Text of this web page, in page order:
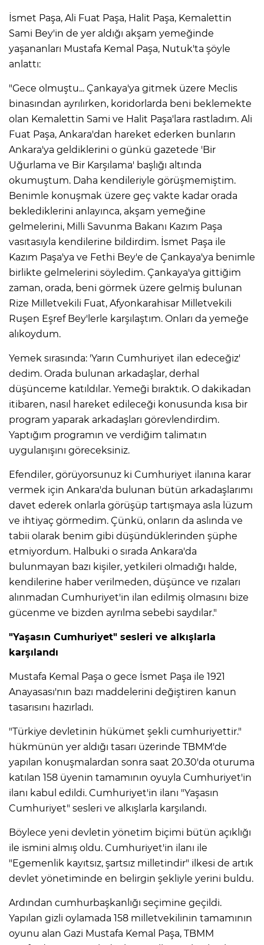
İsmet Paşa, Ali Fuat Paşa, Halit Paşa, Kemalettin
Sami Bey'in de yer aldığı akşam yemeğinde
yaşananları Mustafa Kemal Paşa, Nutuk'ta şöyle
anlattı:
"Gece olmuştu... Çankaya'ya gitmek üzere Meclis
binasından ayrılırken, koridorlarda beni beklemekte
olan Kemalettin Sami ve Halit Paşa'lara rastladım. Ali
Fuat Paşa, Ankara'dan hareket ederken bunların
Ankara'ya geldiklerini o günkü gazetede 'Bir
Uğurlama ve Bir Karşılama' başlığı altında
okumuştum. Daha kendileriyle görüşmemiştim.
Benimle konuşmak üzere geç vakte kadar orada
beklediklerini anlayınca, akşam yemeğine
gelmelerini, Milli Savunma Bakanı Kazım Paşa
vasıtasıyla kendilerine bildirdim. İsmet Paşa ile
Kazım Paşa'ya ve Fethi Bey'e de Çankaya'ya benimle
birlikte gelmelerini söyledim. Çankaya'ya gittiğim
zaman, orada, beni görmek üzere gelmiş bulunan
Rize Milletvekili Fuat, Afyonkarahisar Milletvekili
Ruşen Eşref Bey'lerle karşılaştım. Onları da yemeğe
alıkoydum.
Yemek sırasında: 'Yarın Cumhuriyet ilan edeceğiz'
dedim. Orada bulunan arkadaşlar, derhal
düşünceme katıldılar. Yemeği bıraktık. O dakikadan
itibaren, nasıl hareket edileceği konusunda kısa bir
program yaparak arkadaşları görevlendirdim.
Yaptığım programın ve verdiğim talimatın
uygulanışını göreceksiniz.
Efendiler, görüyorsunuz ki Cumhuriyet ilanına karar
vermek için Ankara'da bulunan bütün arkadaşlarımı
davet ederek onlarla görüşüp tartışmaya asla lüzum
ve ihtiyaç görmedim. Çünkü, onların da aslında ve
tabii olarak benim gibi düşündüklerinden şüphe
etmiyordum. Halbuki o sırada Ankara'da
bulunmayan bazı kişiler, yetkileri olmadığı halde,
kendilerine haber verilmeden, düşünce ve rızaları
alınmadan Cumhuriyet'in ilan edilmiş olmasını bize
gücenme ve bizden ayrılma sebebi saydılar."
"Yaşasın Cumhuriyet" sesleri ve alkışlarla
karşılandı
Mustafa Kemal Paşa o gece İsmet Paşa ile 1921
Anayasası'nın bazı maddelerini değiştiren kanun
tasarısını hazırladı.
"Türkiye devletinin hükümet şekli cumhuriyettir."
hükmünün yer aldığı tasarı üzerinde TBMM'de
yapılan konuşmalardan sonra saat 20.30'da oturuma
katılan 158 üyenin tamamının oyuyla Cumhuriyet'in
ilanı kabul edildi. Cumhuriyet'in ilanı "Yaşasın
Cumhuriyet" sesleri ve alkışlarla karşılandı.
Böylece yeni devletin yönetim biçimi bütün açıklığı
ile ismini almış oldu. Cumhuriyet'in ilanı ile
"Egemenlik kayıtsız, şartsız milletindir" ilkesi de artık
devlet yönetiminde en belirgin şekliyle yerini buldu.
Ardından cumhurbaşkanlığı seçimine geçildi.
Yapılan gizli oylamada 158 milletvekilinin tamamının
oyunu alan Gazi Mustafa Kemal Paşa, TBMM